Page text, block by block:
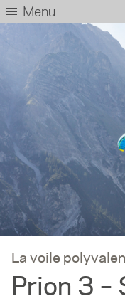
Menu
La voile
Prion 3 –